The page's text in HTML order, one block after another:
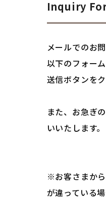
Inquiry
メールでのお
以下のフォー
送信ボタンを
また、お急ぎ
いいたします。
※お客さまか
が違っている